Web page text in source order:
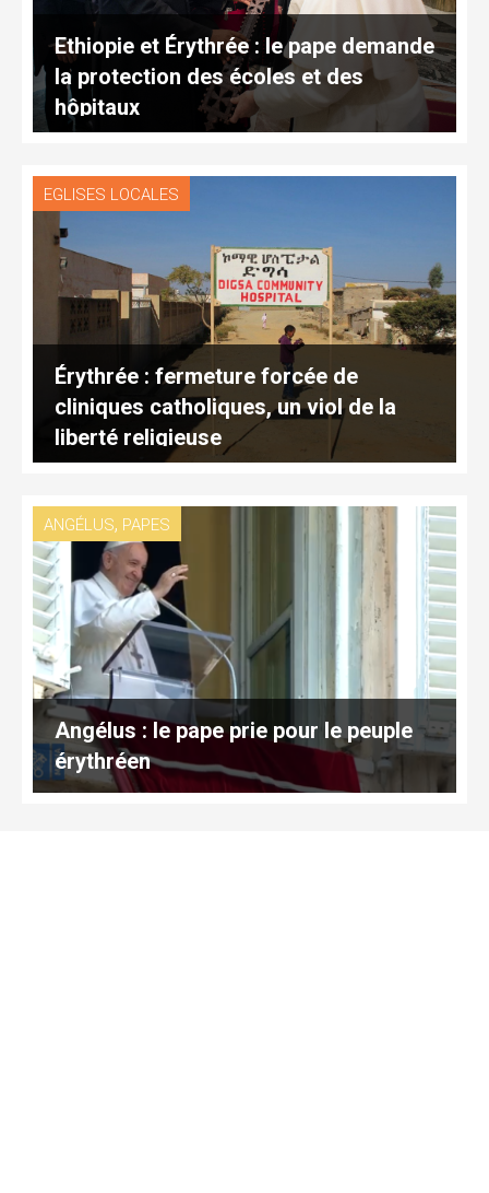
Ethiopie et Érythrée : le pape demande
la protection des écoles et des
hôpitaux
EGLISES LOCALES
Érythrée : fermeture forcée de
cliniques catholiques, un viol de la
liberté religieuse
ANGÉLUS, PAPES
Angélus : le pape prie pour le peuple
érythréen